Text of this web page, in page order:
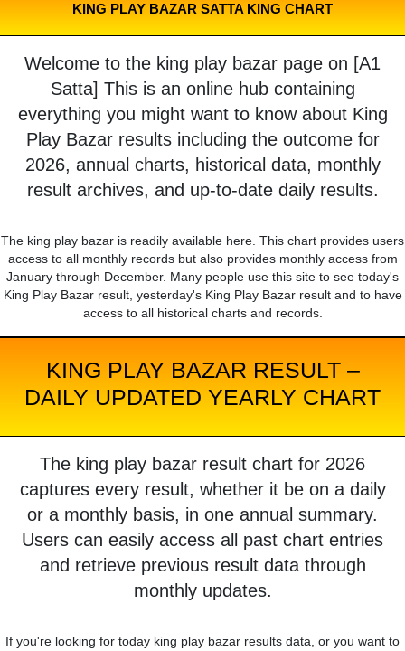
KING PLAY BAZAR SATTA KING CHART
Welcome to the king play bazar page on [A1
Satta] This is an online hub containing
everything you might want to know about King
Play Bazar results including the outcome for
2026, annual charts, historical data, monthly
result archives, and up-to-date daily results.
The king play bazar is readily available here. This chart provides users
access to all monthly records but also provides monthly access from
January through December. Many people use this site to see today's
King Play Bazar result, yesterday's King Play Bazar result and to have
access to all historical charts and records.
KING PLAY BAZAR RESULT –
DAILY UPDATED YEARLY CHART
The king play bazar result chart for 2026
captures every result, whether it be on a daily
or a monthly basis, in one annual summary.
Users can easily access all past chart entries
and retrieve previous result data through
monthly updates.
If you're looking for today king play bazar results data, or you want to